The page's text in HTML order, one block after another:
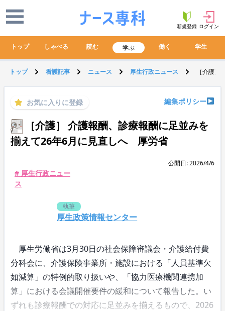
新規登録 ログイン
トップ しゃべる 読む 学ぶ 働く 学生
トップ 看護記事 ニュース 厚生行政ニュース ［介護
お気に入りに登録 編集ポリシー
［介護］ 介護報酬、診療報酬に足並みを
揃えて26年6月に見直しへ 厚労省
公開日: 2026/4/6
# 厚生行政ニュー
ス
執筆
厚生政策情報センター
厚生労働省は3月30日の社会保障審議会・介護給付費
分科会に、介護保険事業所・施設における「人員基準欠
如減算」の特例的取り扱いや、「協力医療機関連携加
算」における会議開催要件の緩和について報告した。い
ずれも診療報酬での対応に足並みを揃えるもので、2026